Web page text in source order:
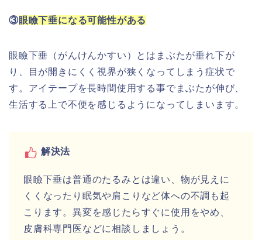
③眼瞼下垂になる可能性がある
眼瞼下垂（がんけんかすい）とはまぶたが垂れ下が
り、目が開きにくく視界が狭くなってしまう症状で
す。アイテープを長時間使用する事でまぶたが伸び、
生活する上で不便を感じるようになってしまいます。
解決法
眼瞼下垂は普通のたるみとは違い、物が見えに
くくなったり眠気や肩こりなど体への不調も起
こります。異変を感じたらすぐに使用をやめ、
皮膚科専門医などに相談しましょう。